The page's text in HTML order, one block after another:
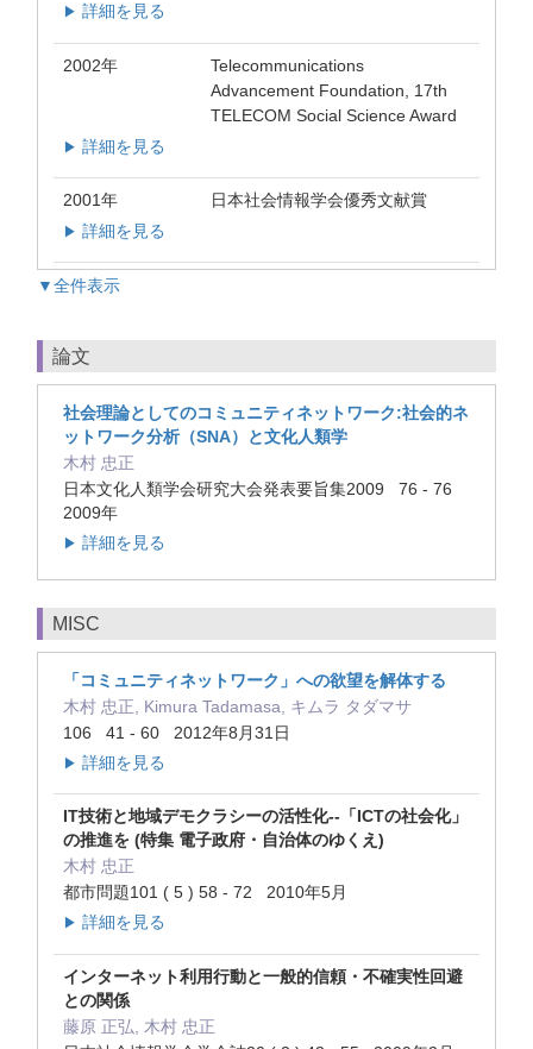
▶ 詳細を見る
2002年
Telecommunications
Advancement Foundation, 17th
TELECOM Social Science Award
▶ 詳細を見る
2001年 日本社会情報学会優秀文献賞
▶ 詳細を見る
▼全件表示
論文
社会理論としてのコミュニティネットワーク:社会的ネ
ットワーク分析（SNA）と文化人類学
木村 忠正
日本文化人類学会研究大会発表要旨集2009 76 - 76
2009年
▶ 詳細を見る
MISC
「コミュニティネットワーク」への欲望を解体する
木村 忠正, Kimura Tadamasa, キムラ タダマサ
106 41 - 60 2012年8月31日
▶ 詳細を見る
IT技術と地域デモクラシーの活性化--「ICTの社会化」
の推進を (特集 電子政府・自治体のゆくえ)
木村 忠正
都市問題101 ( 5 ) 58 - 72 2010年5月
▶ 詳細を見る
インターネット利用行動と一般的信頼・不確実性回避
との関係
藤原 正弘, 木村 忠正